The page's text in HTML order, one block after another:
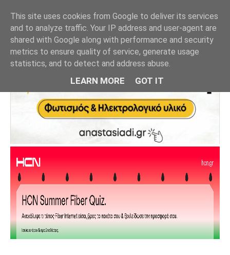
This site uses cookies from Google to deliver its services
and to analyze traffic. Your IP address and user-agent are
shared with Google along with performance and security
metrics to ensure quality of service, generate usage
statistics, and to detect and address abuse.
LEARN MORE GOT IT